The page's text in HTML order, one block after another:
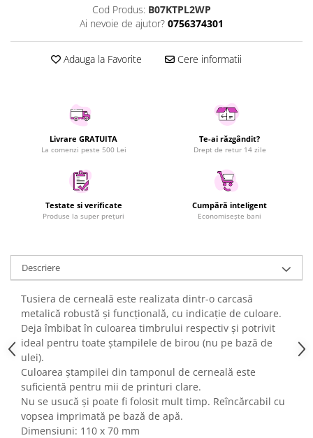
Laptop, Tablete & Telefoane
Accesorii tablete
Telefoane Mobile & accesorii
Electrocasnice & Climatizare
Accesorii si piese masini spalat
rufe si uscatoare
Accesorii si piese masini spalat
Aparate Frigorifice
Aparate Racire Aer
Aragaze si cuptoare cu microunde
Electrocasnice pentru Bucatarie
Fiare de calcat si masini de cusut
Ingrijire Locuinta
Purificatoare de aer
Fashion
Bijuterii
Ceasuri barbatesti
Ceasuri dama
Cutii, curele si accesorii ceasuri
Genti si accesorii barbati
Cod Produs: B07KTPL2WP
Ai nevoie de ajutor? 0756374301
Adauga la Favorite Cere informatii
Livrare GRATUITA
La comenzi peste 500 Lei
Te-ai răzgândit?
Drept de retur 14 zile
Testate si verificate
Produse la super prețuri
Cumpără inteligent
Economisește bani
Descriere
Tusiera de cerneală este realizata dintr-o carcasă
metalică robustă și funcțională, cu indicație de culoare.
Deja îmbibat în culoarea timbrului respectiv și potrivit
ideal pentru toate ștampilele de birou (nu pe bază de
ulei).
Culoarea ștampilei din tamponul de cerneală este
suficientă pentru mii de printuri clare.
Nu se usucă și poate fi folosit mult timp. Reîncărcabil cu
vopsea imprimată pe bază de apă.
Dimensiuni: 110 x 70 mm